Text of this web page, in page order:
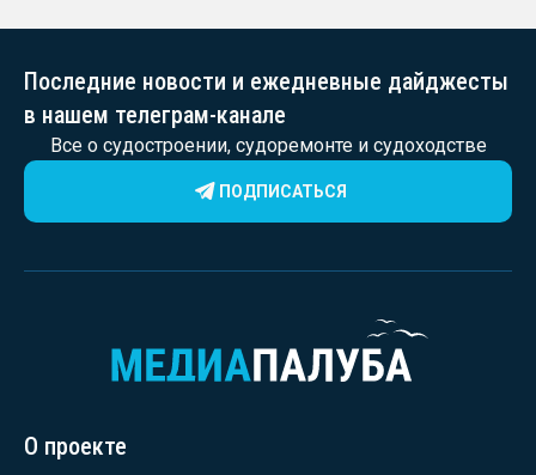
Последние новости и ежедневные дайджесты
в нашем телеграм-канале
Все о судостроении, судоремонте и судоходстве
ПОДПИСАТЬСЯ
О проекте